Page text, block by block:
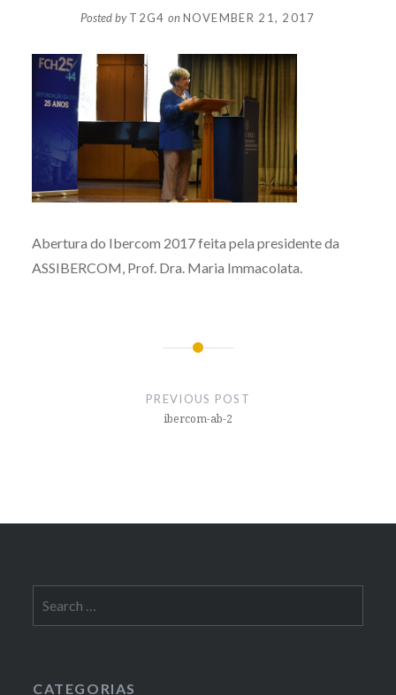
Posted byT2G4 onNOVEMBER 21, 2017
Abertura do Ibercom 2017 feita pela presidente da
ASSIBERCOM, Prof. Dra. Maria Immacolata.
PREVIOUS POST
ibercom-ab-2
for:
CATEGORIAS